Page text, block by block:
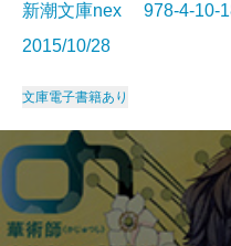
新潮文庫nex 978-4-
2015/10/28
文庫電子書籍あり